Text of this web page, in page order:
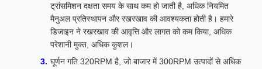
ट्रांसमिशन दक्षता समय के साथ कम हो जाती है, अधिक नियमित
मैनुअल प्रतिस्थापन और रखरखाव की आवश्यकता होती है। हमारे
डिजाइन ने रखरखाव की आवृत्ति और लागत को कम किया, अधिक
परेशानी मुक्त, अधिक कुशल।
घूर्णन गति 320RPM है, जो बाजार में 300RPM उत्पादों से अधिक